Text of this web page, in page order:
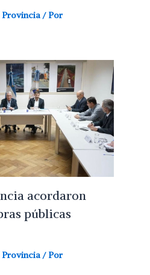
Provincia / Por
acordaron
públicas
Provincia / Por